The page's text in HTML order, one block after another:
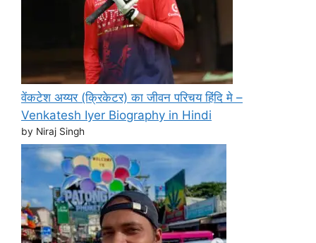
वेंकटेश अय्यर (क्रिकेटर) का जीवन परिचय हिंदि मे –
Venkatesh Iyer Biography in Hindi
by Niraj Singh